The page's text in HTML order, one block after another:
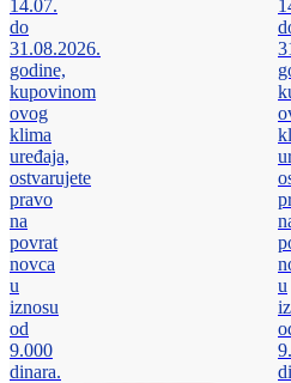
14.07.
do
31.08.2026.
godine,
kupovinom
ovog
klima
uređaja,
ostvarujete
pravo
na
povrat
novca
u
iznosu
od
9.000
dinara.
u